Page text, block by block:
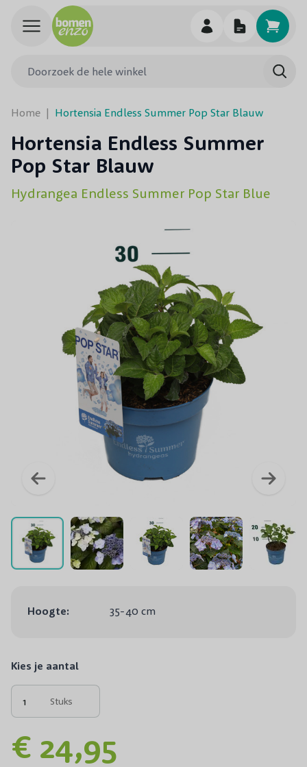
Ga naar de inhoud
Home | Hortensia Endless Summer Pop Star Blauw
Hortensia Endless Summer
Pop Star Blauw
Hydrangea Endless Summer Pop Star Blue
Hoogte: 35-40 cm
Kies je aantal
Stuks
€ 24,95